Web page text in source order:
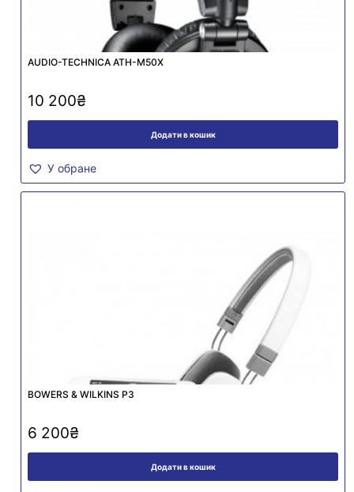
AUDIO-TECHNICA ATH-M50X
10 200₴
Додати в кошик
У обране
BOWERS & WILKINS P3
6 200₴
Додати в кошик